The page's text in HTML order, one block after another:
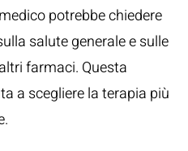
potrebbe chiedere
salute generale e sulle
farmaci. Questa
a scegliere la terapia più